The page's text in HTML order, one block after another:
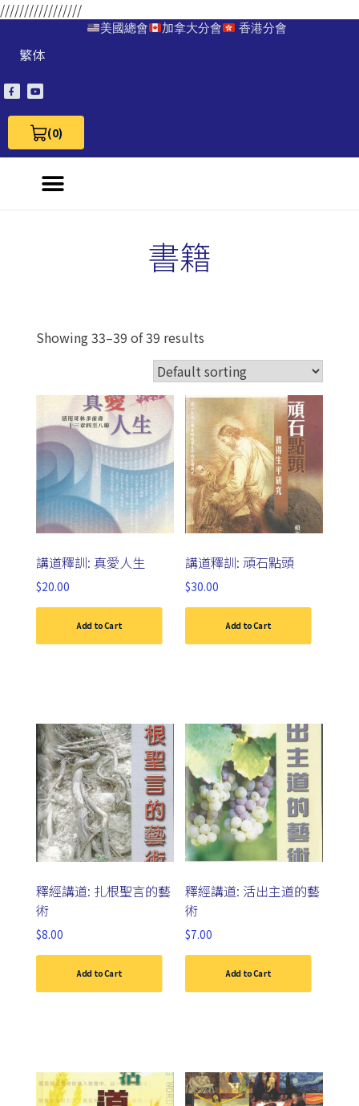
/////////////////
美國總會 加拿大分會 香港分會
繁体
(0)
View Cart 0
書籍
Showing 33–39 of 39 results
講道釋訓: 真愛人生
$20.00
Add to Cart
講道釋訓: 頑石點頭
$30.00
Add to Cart
釋經講道: 扎根聖言的藝
術
$8.00
Add to Cart
釋經講道: 活出主道的藝
術
$7.00
Add to Cart